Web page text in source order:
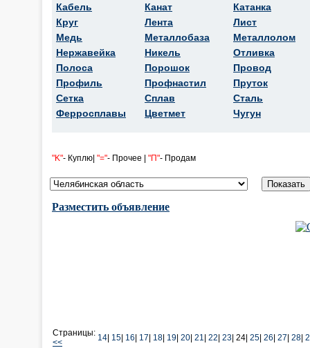
Кабель
Круг
Медь
Нержавейка
Полоса
Профиль
Сетка
Ферросплавы
Канат
Лента
Металлобаза
Никель
Порошок
Профнастил
Сплав
Цветмет
Катанка
Лист
Металлолом
Отливка
Провод
Пруток
Сталь
Чугун
"K"- Куплю| "="- Прочее | "П"- Продам
Разместить объявление
Страницы:
<<
14 15 16 17 18 19 20 21 22 23 24| 25 26 27 28